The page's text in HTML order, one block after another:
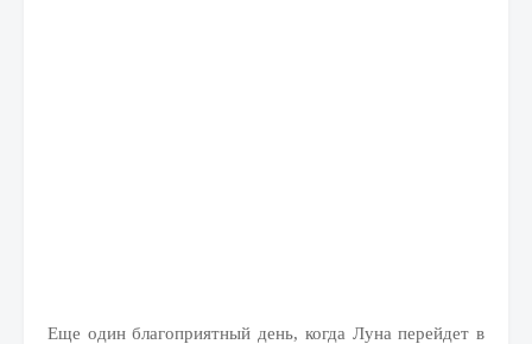
Еще один благоприятный день, когда Луна перейдет в